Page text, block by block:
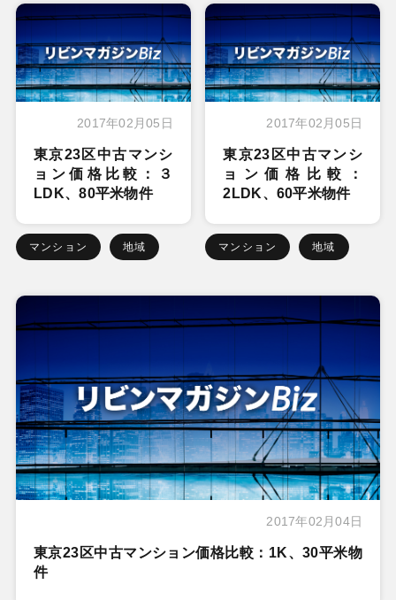
2017年02月05日
東京23区中古マンシ
ョン価格比較：３
LDK、80平米物件
マンション 地域
2017年02月05日
東京23区中古マンシ
ョン価格比較：
2LDK、60平米物件
マンション 地域
2017年02月04日
東京23区中古マンション価格比較：1K、30平米物
件